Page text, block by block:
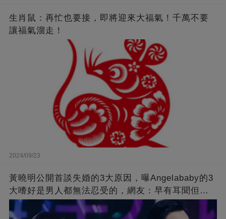
生肖鼠：再忙也要接，即將迎來大福氣！千萬不要
讓福氣溜走！
2024/09/23
黃曉明公開首談失婚的3大原因，曝Angelababy的3
大嗜好是男人都無法忍受的，網友：早有耳聞但想
不到那麼嚴重！